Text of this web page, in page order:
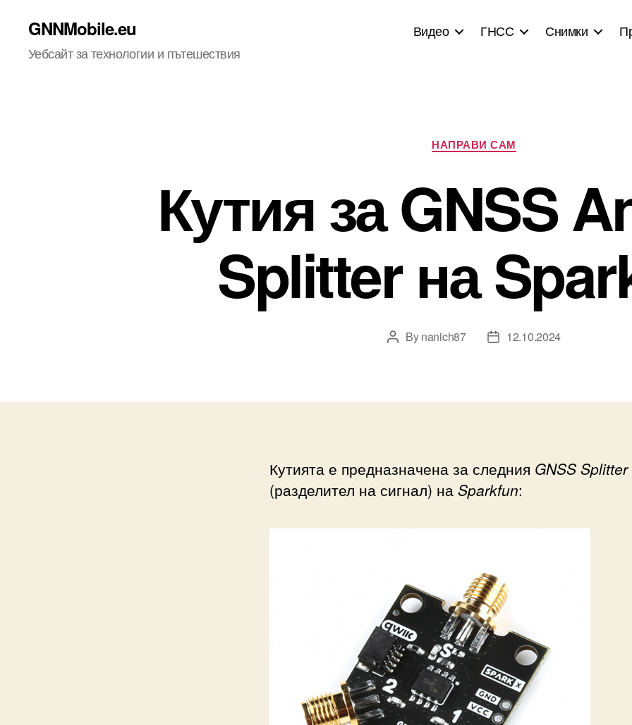
GNNMobile.eu
Уебсайт за технологии и пътешествия
Видео ГНСС Снимки
Categories
НАПРАВИ САМ
Кутия за GNSS
Splitter на
PostBynanich87
Post12.10.2024
Кутията е предназначена за следния GNSS Splitter
(разделител на сигнал) на Sparkfun: